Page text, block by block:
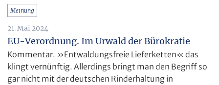
Meinung
21. Mai 2024
EU-Verordnung. Im Urwald der Bürokratie
Kommentar. »Entwaldungsfreie Lieferketten« das
klingt vernünftig. Allerdings bringt man den Begriff so
gar nicht mit der deutschen Rinderhaltung in